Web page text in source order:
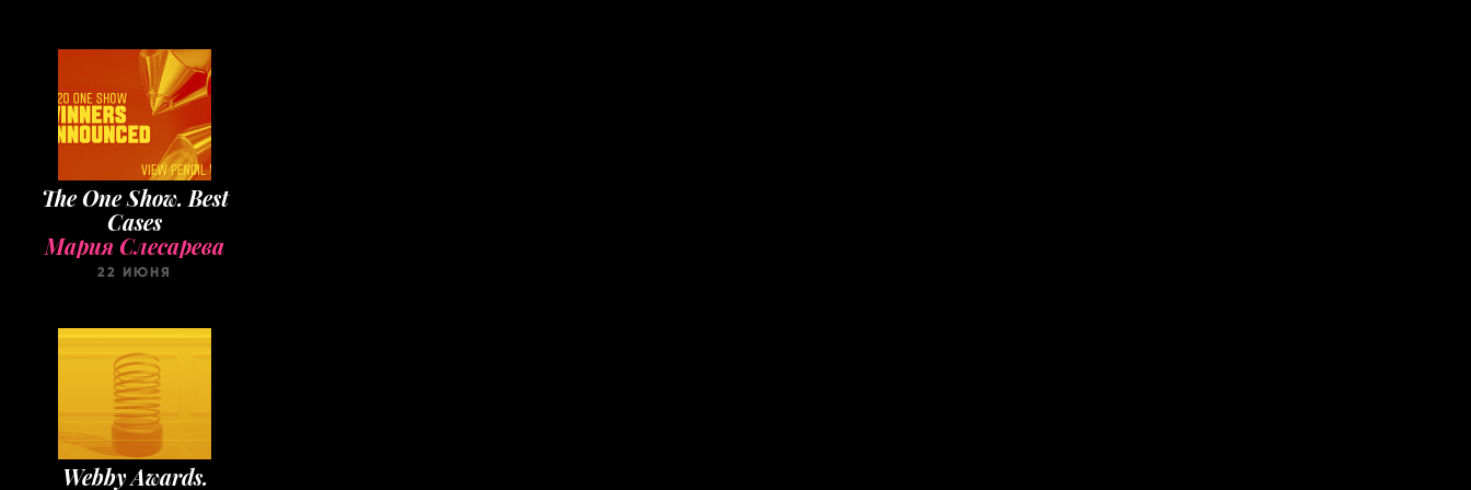
The One Show. Best
Cases
Мария Слесарева
22 ИЮНЯ
Webby Awards.